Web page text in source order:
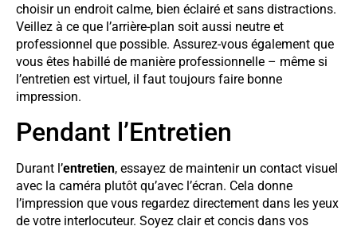
choisir un endroit calme, bien éclairé et sans distractions.
Veillez à ce que l’arrière-plan soit aussi neutre et
professionnel que possible. Assurez-vous également que
vous êtes habillé de manière professionnelle – même si
l’entretien est virtuel, il faut toujours faire bonne
impression.
Pendant l’Entretien
Durant l’entretien, essayez de maintenir un contact visuel
avec la caméra plutôt qu’avec l’écran. Cela donne
l’impression que vous regardez directement dans les yeux
de votre interlocuteur. Soyez clair et concis dans vos